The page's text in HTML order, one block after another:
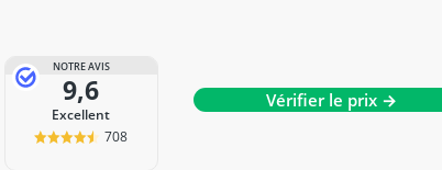
NOTRE AVIS
9,6
Excellent
708
Vérifier le prix →